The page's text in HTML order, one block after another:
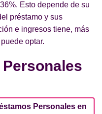
Esto depende de su
préstamo y sus
e ingresos tiene, más
optar.
Personales en